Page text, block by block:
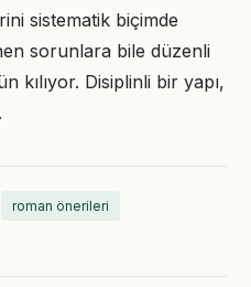
sistematik biçimde
sorunlara bile düzenli
kılıyor. Disiplinli bir yapı,
roman önerileri